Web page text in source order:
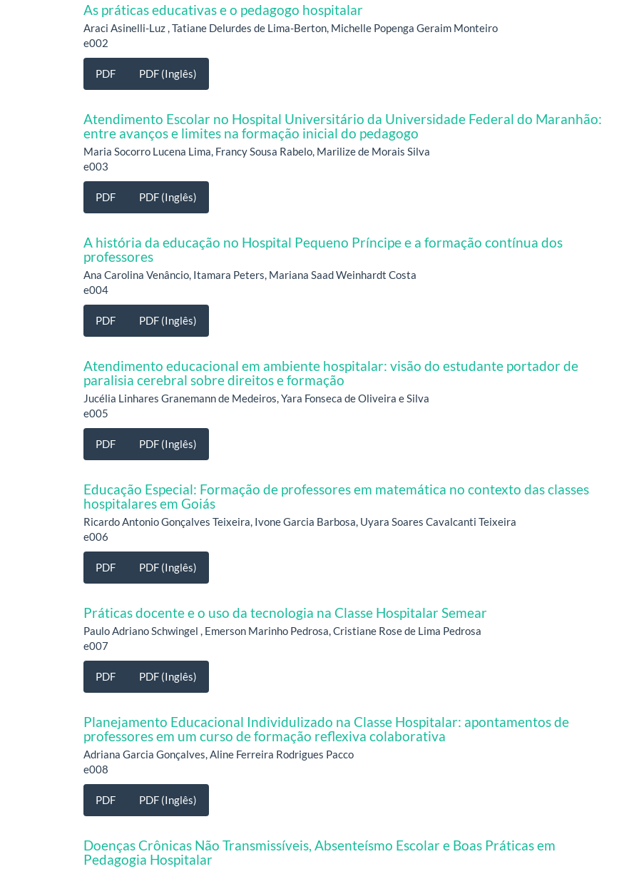
As práticas educativas e o pedagogo hospitalar
Araci Asinelli-Luz , Tatiane Delurdes de Lima-Berton, Michelle Popenga Geraim Monteiro
e002
PDF PDF (Inglês)
Atendimento Escolar no Hospital Universitário da Universidade Federal do Maranhão:
entre avanços e limites na formação inicial do pedagogo
Maria Socorro Lucena Lima, Francy Sousa Rabelo, Marilize de Morais Silva
e003
PDF PDF (Inglês)
A história da educação no Hospital Pequeno Príncipe e a formação contínua dos
professores
Ana Carolina Venâncio, Itamara Peters, Mariana Saad Weinhardt Costa
e004
PDF PDF (Inglês)
Atendimento educacional em ambiente hospitalar: visão do estudante portador de
paralisia cerebral sobre direitos e formação
Jucélia Linhares Granemann de Medeiros, Yara Fonseca de Oliveira e Silva
e005
PDF PDF (Inglês)
Educação Especial: Formação de professores em matemática no contexto das classes
hospitalares em Goiás
Ricardo Antonio Gonçalves Teixeira, Ivone Garcia Barbosa, Uyara Soares Cavalcanti Teixeira
e006
PDF PDF (Inglês)
Práticas docente e o uso da tecnologia na Classe Hospitalar Semear
Paulo Adriano Schwingel , Emerson Marinho Pedrosa, Cristiane Rose de Lima Pedrosa
e007
PDF PDF (Inglês)
Planejamento Educacional Individulizado na Classe Hospitalar: apontamentos de
professores em um curso de formação reflexiva colaborativa
Adriana Garcia Gonçalves, Aline Ferreira Rodrigues Pacco
e008
PDF PDF (Inglês)
Doenças Crônicas Não Transmissíveis, Absenteísmo Escolar e Boas Práticas em
Pedagogia Hospitalar